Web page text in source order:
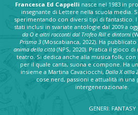
Francesca Ed Cappelli nasce nel 1983 in
insegnante di Lettere nella scuola media.
sperimentando con diversi tipi di fantastico.
stati inclusi in svariate antologie dal 2009 a
da O e altri racconti dal Trofeo Rill e dintorni
Prisma 3(Moscabianca, 2022). Ha
anima della città (NPS, 2020). Pratica il gioco
teatro. Si dedica anche alla musica folk,
per il quale canta, suona e compone. Ha
insieme a Martina Cavaciocchi, Dalla X allla
cose nerd, passioni e attualità in una
intergenerazionale.
GENERI: FANTASY